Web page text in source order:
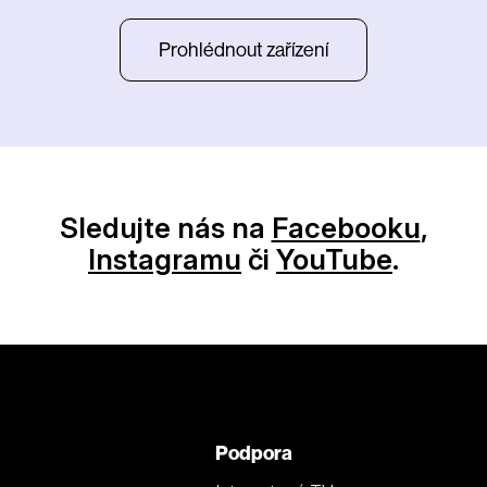
Prohlédnout zařízení
Sledujte nás na Facebooku,
Instagramu či YouTube.
Podpora